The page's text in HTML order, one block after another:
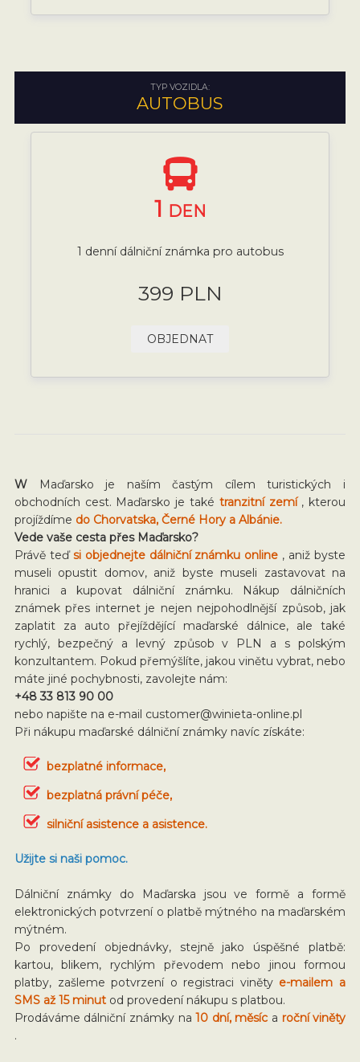
TYP VOZIDLA:
AUTOBUS
1 DEN
1 denní dálniční známka pro autobus
399 PLN
OBJEDNAT
W
Maďarsko je naším častým cílem turistických i
obchodních cest. Maďarsko je také tranzitní zemí , kterou
projíždíme do Chorvatska, Černé Hory a Albánie.
Vede vaše cesta přes Maďarsko?
Právě teďsi objednejte dálniční známku online , aniž byste
museli opustit domov, aniž byste museli zastavovat na
hranici a kupovat dálniční známku. Nákup dálničních
známek přes internet je nejen nejpohodlnější způsob, jak
zaplatit za auto přejíždějící maďarské dálnice, ale také
rychlý, bezpečný a levný způsob v PLN a s polským
konzultantem. Pokud přemýšlíte, jakou vinětu vybrat, nebo
máte jiné pochybnosti, zavolejte nám:
+48 33 813 90 00
nebo napište na e-mail customer@winieta-online.pl
Při nákupu maďarské dálniční známky navíc získáte:
bezplatné informace,
bezplatná právní péče,
silniční asistence a asistence.
Užijte si naši pomoc.
Dálniční známky do Maďarska jsou ve formě a formě
elektronických potvrzení o platbě mýtného na maďarském
mýtném.
Po provedení objednávky, stejně jako úspěšné platbě:
kartou, blikem, rychlým převodem nebo jinou formou
platby, zašleme potvrzení o registraci viněty e-mailem a
SMS až 15 minut od provedení nákupu s platbou.
Prodáváme dálniční známky na10 dní, měsíc a roční viněty
.